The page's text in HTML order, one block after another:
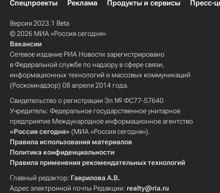
Спецпроекты
Реклама Продукты и сервисы Пресс-
Версия 2023.1 Beta
© 2026 МИА «Россия сегодня»
Вакансии
Сетевое издание РИА Новости зарегистрировано
в Федеральной службе по надзору в сфере связи,
информационных технологий и массовых коммуникаций
(Роскомнадзор) 08 апреля 2014 года.
Свидетельство о регистрации Эл № ФС77-57640
Учредитель: Федеральное государственное унитарное
предприятие Международное информационное агентство
«Россия сегодня» (МИА «Россия сегодня»).
Правила использования материалов
Политика конфиденциальности
Правила применения рекомендательных технологий
Главный редактор: Гаврилова А.В.
Адрес электронной почты Редакции: realty@ria.ru